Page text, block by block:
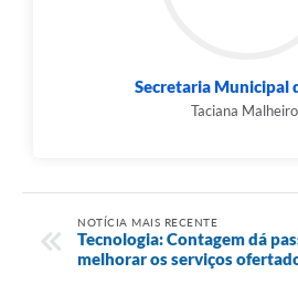
Secretaria Municipal
Taciana
NOTÍCIA MAIS RECENTE
Tecnologia: Contagem dá
melhorar os serviços